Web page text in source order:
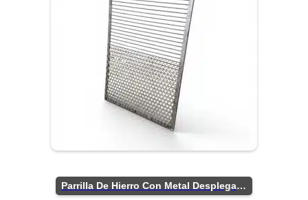
Parrilla De Hierro Con Metal Desplegado